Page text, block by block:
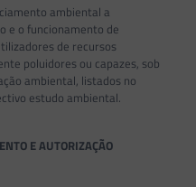
ambiental a
e o funcionamento de
de recursos
poluidores ou capazes, sob
ambiental, listados no
estudo ambiental.
E AUTORIZAÇÃO